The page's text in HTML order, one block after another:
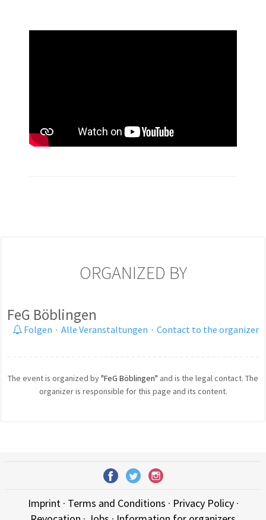
ORGANIZED BY
FeG Böblingen
Folgen · Alle Veranstaltungen · Contact to the organizer
The event is organized by"FeG Böblingen" and is the legal contact. The
organizer is responsible for this page and its content.
Imprint· Terms and Conditions · Privacy Policy·